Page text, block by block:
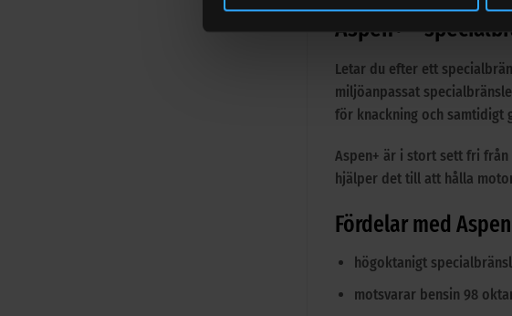
Aspen+ –
Letar du efter ett
miljöanpassat
för knackning och samtidigt
Aspen+ är i stort sett fri från
hjälper det till att hålla
Fördelar med
högoktanigt
motsvarar bensin 98